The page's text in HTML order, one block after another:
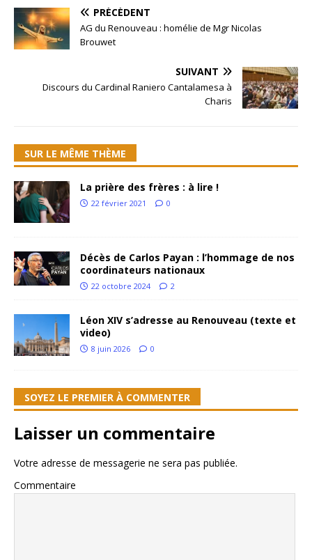
PRÉCÉDENT
AG du Renouveau : homélie de Mgr Nicolas
Brouwet
SUIVANT
Discours du Cardinal Raniero Cantalamesa à
Charis
SUR LE MÊME THÈME
La prière des frères : à lire !
22 février 2021 0
Décès de Carlos Payan : l’hommage de nos
coordinateurs nationaux
22 octobre 2024 2
Léon XIV s’adresse au Renouveau (texte et
video)
8 juin 2026 0
SOYEZ LE PREMIER À COMMENTER
Laisser un commentaire
Votre adresse de messagerie ne sera pas publiée.
Commentaire